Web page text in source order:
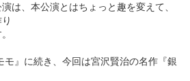
は、本公演とはちょっと趣を変えて、
モ』に続き、今回は宮沢賢治の名作『銀